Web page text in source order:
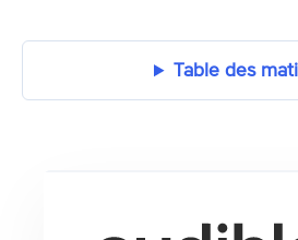
Table des